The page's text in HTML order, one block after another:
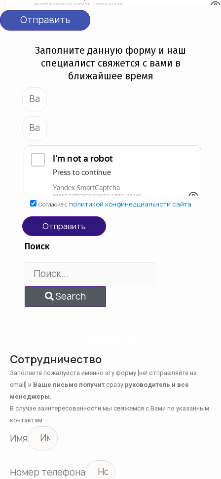
Отправить
Заполните данную форму и наш
специалист свяжется с вами в
ближайшее время
Согласие с политикой конфинедциальнсти сайта
Отправить
Поиск
Search
Сотрудничество
Заполните пожалуйста именно эту форму [не! отправляйте на
email] и Ваше письмо получит сразу руководитель и все
менеджеры
В случае заинтересованности мы свяжемся с Вами по указанным
контактам
Имя
Номер телефона